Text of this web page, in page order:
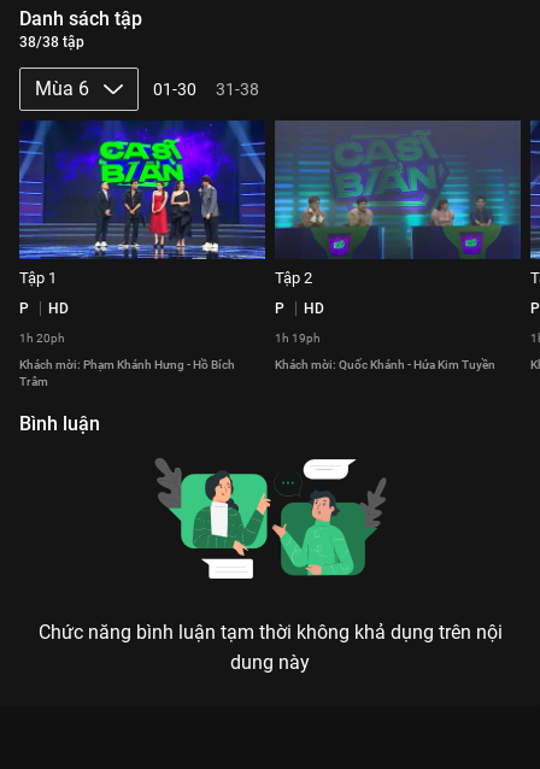
Danh sách tập
38/38 tập
Mùa 6 01-30 31-38
Tập 1
P HD
1h 20ph
Khách mời: Phạm Khánh Hưng - Hồ Bích
Trâm
Tập 2
P HD
1h 19ph
Khách mời: Quốc Khánh - Hứa Kim Tuyền
P
Bình luận
Chức năng bình luận tạm thời không khả dụng trên nội
dung này